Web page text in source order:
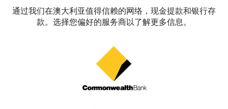
通过我们在澳大利亚值得信赖的网络，现金提款和银行存
款。选择您偏好的服务商以了解更多信息。